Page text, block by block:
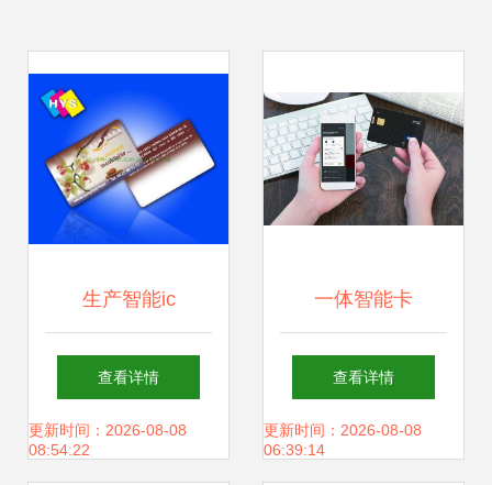
生产智能ic
卡,sle4442芯片卡
制作/接触式4428ic
查看详情
更新时间：2026-08-08
08:54:22
一体智能卡
Fuzecard正式曝光
或将重塑移动支付
查看详情
更新时间：2026-08-08
06:39:14